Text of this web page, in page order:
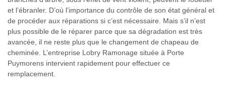
et l’ébranler. D’où l’importance du contrôle de son état général et
de procéder aux réparations si c’est nécessaire. Mais s’il n’est
plus possible de le réparer parce que sa dégradation est très
avancée, il ne reste plus que le changement de chapeau de
cheminée. L’entreprise Lobry Ramonage située à Porte
Puymorens intervient rapidement pour effectuer ce
remplacement.